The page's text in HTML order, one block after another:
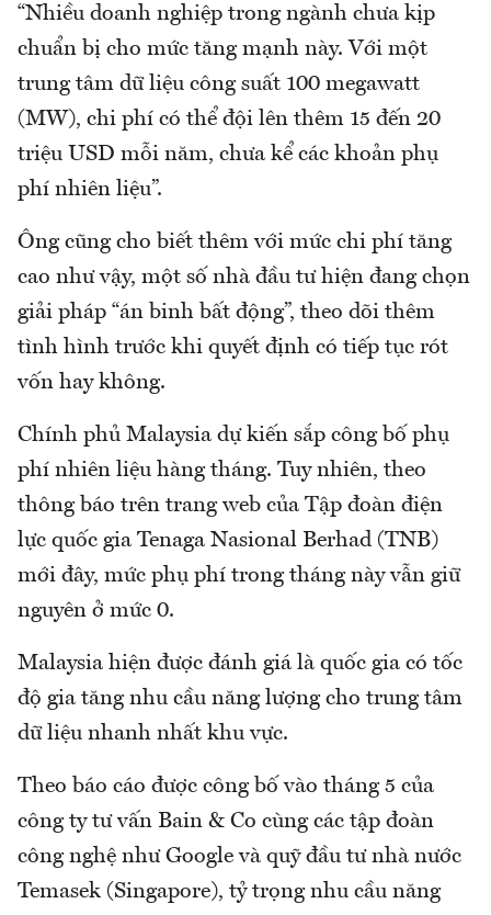
“Nhiều doanh nghiệp trong ngành chưa kịp
chuẩn bị cho mức tăng mạnh này. Với một
trung tâm dữ liệu công suất 100 megawatt
(MW), chi phí có thể đội lên thêm 15 đến 20
triệu USD mỗi năm, chưa kể các khoản phụ
phí nhiên liệu”.
Ông cũng cho biết thêm với mức chi phí tăng
cao như vậy, một số nhà đầu tư hiện đang chọn
giải pháp “án binh bất động”, theo dõi thêm
tình hình trước khi quyết định có tiếp tục rót
vốn hay không.
Chính phủ Malaysia dự kiến sắp công bố phụ
phí nhiên liệu hàng tháng. Tuy nhiên, theo
thông báo trên trang web của Tập đoàn điện
lực quốc gia Tenaga Nasional Berhad (TNB)
mới đây, mức phụ phí trong tháng này vẫn giữ
nguyên ở mức 0.
Malaysia hiện được đánh giá là quốc gia có tốc
độ gia tăng nhu cầu năng lượng cho trung tâm
dữ liệu nhanh nhất khu vực.
Theo báo cáo được công bố vào tháng 5 của
công ty tư vấn Bain & Co cùng các tập đoàn
công nghệ như Google và quỹ đầu tư nhà nước
Temasek (Singapore), tỷ trọng nhu cầu năng